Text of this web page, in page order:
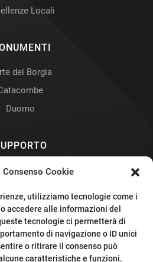
Consenso Cookie
utilizziamo tecnologie come i
accedere alle informazioni del
tecnologie ci permetterà di
di navigazione o ID unici
o ritirare il consenso può
caratteristiche e funzioni.
Locali
dei Borgia
Duomo
Contatti
Policy
Cookie